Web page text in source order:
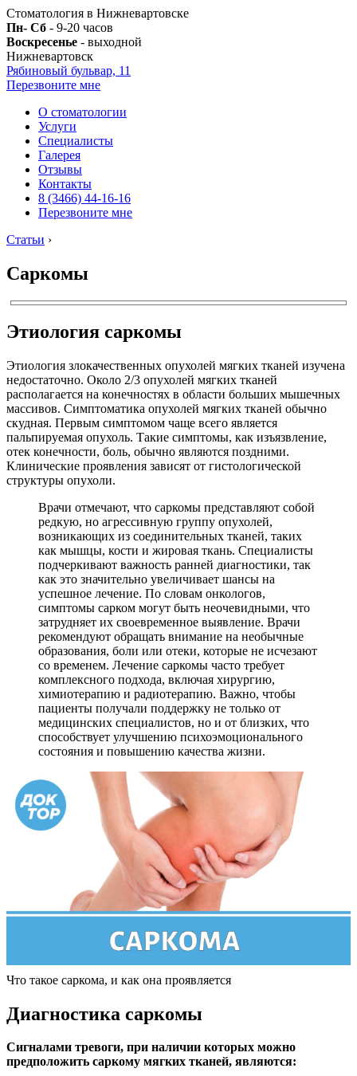
Стоматология в Нижневартовске
Пн- Сб - 9-20 часов
Воскресенье - выходной
Нижневартовск
Рябиновый бульвар, 11
Перезвоните мне
О стоматологии
Услуги
Специалисты
Галерея
Отзывы
Контакты
8 (3466) 44-16-16
Перезвоните мне
Статьи ›
Саркомы
Этиология саркомы
Этиология злокачественных опухолей мягких тканей изучена
недостаточно. Около 2/3 опухолей мягких тканей
располагается на конечностях в области больших мышечных
массивов. Симптоматика опухолей мягких тканей обычно
скудная. Первым симптомом чаще всего является
пальпируемая опухоль. Такие симптомы, как изъязвление,
отек конечности, боль, обычно являются поздними.
Клинические проявления зависят от гистологической
структуры опухоли.
Врачи отмечают, что саркомы представляют собой
редкую, но агрессивную группу опухолей,
возникающих из соединительных тканей, таких
как мышцы, кости и жировая ткань. Специалисты
подчеркивают важность ранней диагностики, так
как это значительно увеличивает шансы на
успешное лечение. По словам онкологов,
симптомы сарком могут быть неочевидными, что
затрудняет их своевременное выявление. Врачи
рекомендуют обращать внимание на необычные
образования, боли или отеки, которые не исчезают
со временем. Лечение саркомы часто требует
комплексного подхода, включая хирургию,
химиотерапию и радиотерапию. Важно, чтобы
пациенты получали поддержку не только от
медицинских специалистов, но и от близких, что
способствует улучшению психоэмоционального
состояния и повышению качества жизни.
Что такое саркома, и как она проявляется
Диагностика саркомы
Сигналами тревоги, при наличии которых можно
предположить саркому мягких тканей, являются: